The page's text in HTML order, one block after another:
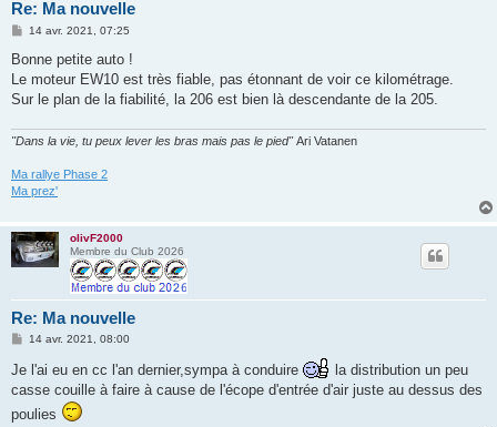
Re: Ma nouvelle
M
s
a
g
14 avr. 2021, 07:25
Bonne petite auto !
Le moteur EW10 est très fiable, pas étonnant de voir ce kilométrage.
Sur le plan de la fiabilité, la 206 est bien là descendante de la 205.
"Dans la vie, tu peux lever les bras mais pas le pied"Ari Vatanen
Ma rallye Phase 2
Ma prez'
olivF2000
Membre du Club 2026
Re: Ma nouvelle
M
s
a
e
14 avr. 2021, 08:00
Je l'ai eu en cc l'an dernier,sympa à conduire
la distribution un peu
casse couille à faire à cause de l'écope d'entrée d'air juste au dessus des
poulies